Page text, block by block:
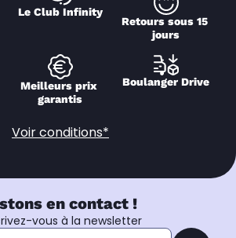
Le Club Infinity
Retours sous 15
jours
Meilleurs prix
garantis
Boulanger Drive
Voir conditions*
en contact !
vous à la newsletter